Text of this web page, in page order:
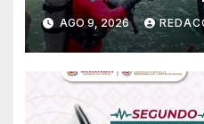
caverna en
AGO 9, 2026